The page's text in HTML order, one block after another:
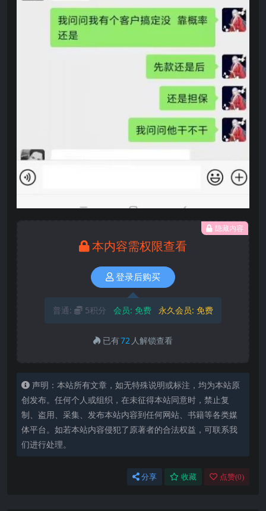
隐藏内容
本内容需权限查看
登录后购买
普通: 5积分 会员: 免费 永久会员: 免费
已有72 人解锁查看
声明：本站所有文章，如无特殊说明或标注，均为本站原
创发布。任何个人或组织，在未征得本站同意时，禁止复
制、盗用、采集、发布本站内容到任何网站、书籍等各类媒
体平台。如若本站内容侵犯了原著者的合法权益，可联系我
们进行处理。
分享 收藏 点赞(0)